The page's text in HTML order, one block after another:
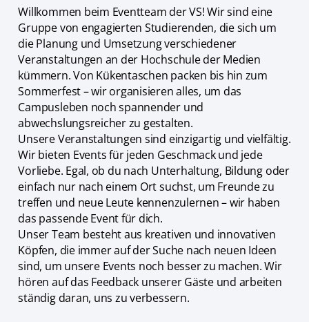
Willkommen beim Eventteam der VS! Wir sind eine
Gruppe von engagierten Studierenden, die sich um
die Planung und Umsetzung verschiedener
Veranstaltungen an der Hochschule der Medien
kümmern. Von Kükentaschen packen bis hin zum
Sommerfest – wir organisieren alles, um das
Campusleben noch spannender und
abwechslungsreicher zu gestalten.
Unsere Veranstaltungen sind einzigartig und vielfältig.
Wir bieten Events für jeden Geschmack und jede
Vorliebe. Egal, ob du nach Unterhaltung, Bildung oder
einfach nur nach einem Ort suchst, um Freunde zu
treffen und neue Leute kennenzulernen – wir haben
das passende Event für dich.
Unser Team besteht aus kreativen und innovativen
Köpfen, die immer auf der Suche nach neuen Ideen
sind, um unsere Events noch besser zu machen. Wir
hören auf das Feedback unserer Gäste und arbeiten
ständig daran, uns zu verbessern.